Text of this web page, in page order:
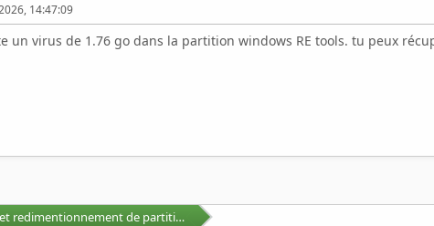
14:47:09
un virus de 1.76 go dans la partition windows RE tools. tu peux
Déplacement et redimentionnement de partitions